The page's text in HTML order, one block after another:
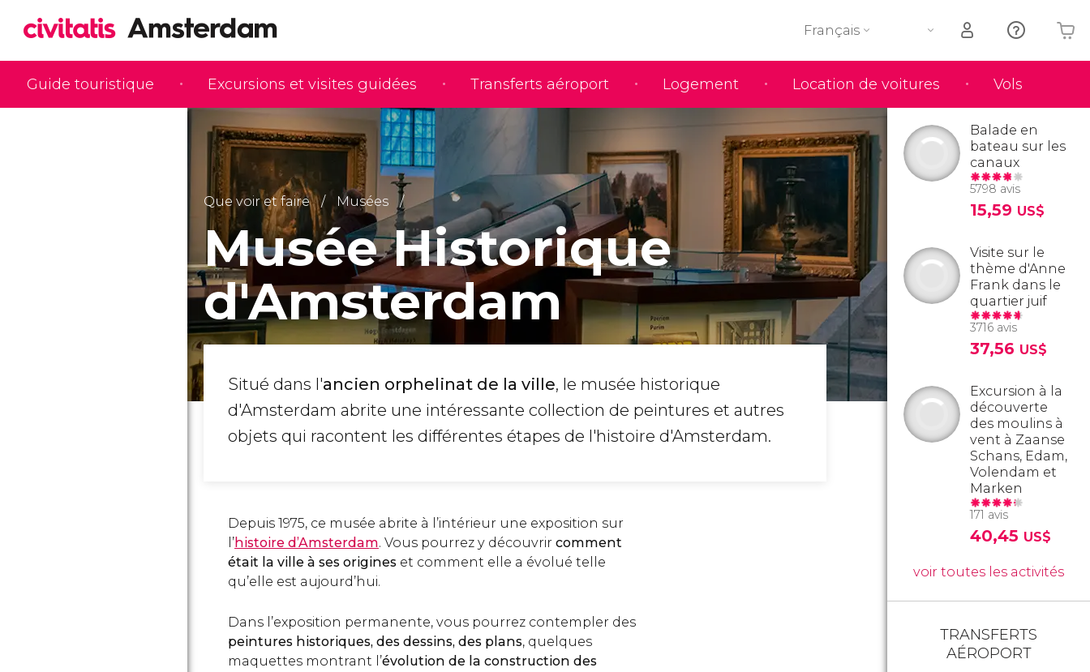
Guide touristique Excursions et visites guidées Transferts aéroport Logement Location de voitures Vols
Français
Votre panier est vide
Que voir et faire Musées
Musée Historique
d'Amsterdam
Situé dans l'ancien orphelinat de la ville, le musée historique
d'Amsterdam abrite une intéressante collection de peintures et autres
objets qui racontent les différentes étapes de l'histoire d'Amsterdam.
Depuis 1975, ce musée abrite à l’intérieur une exposition sur
l’histoire d’Amsterdam. Vous pourrez y découvrir comment
était la ville à ses origines et comment elle a évolué telle
qu’elle est aujourd’hui.
Dans l’exposition permanente, vous pourrez contempler des
peintures historiques, des dessins, des plans, quelques
maquettes montrant l’évolution de la construction des
Balade en
bateau sur les
canaux
5798 avis
15,59 US$
Visite sur le
thème d'Anne
Frank dans le
quartier juif
3716 avis
37,56 US$
Excursion à la
découverte
des moulins à
vent à Zaanse
Schans, Edam,
Volendam et
Marken
171 avis
40,45 US$
voir toutes les activités
TRANSFERTS
AÉROPORT